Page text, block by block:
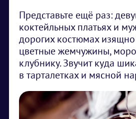
Представьте ещё раз:
коктейльных платьях и
дорогих костюмах
цветные жемчужины,
клубнику. Звучит куда
в тарталетках и мясной